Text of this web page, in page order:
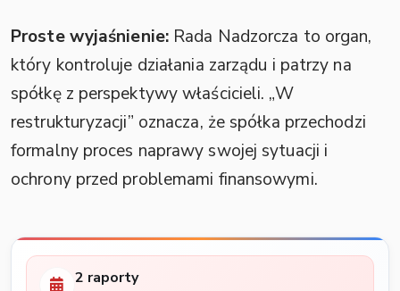
Proste wyjaśnienie:Rada Nadzorcza to organ,
który kontroluje działania zarządu i patrzy na
spółkę z perspektywy właścicieli. „W
restrukturyzacji” oznacza, że spółka przechodzi
formalny proces naprawy swojej sytuacji i
ochrony przed problemami finansowymi.
2 raporty